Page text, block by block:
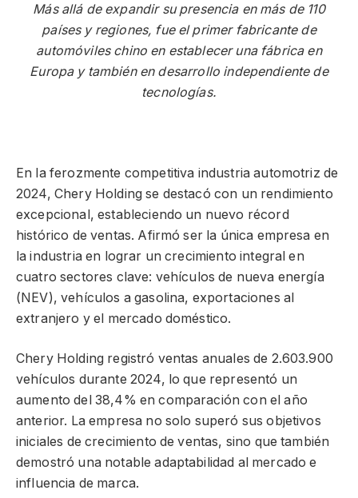
Más allá de expandir su presencia en más de 110
países y regiones, fue el primer fabricante de
automóviles chino en establecer una fábrica en
Europa y también en desarrollo independiente de
tecnologías.
En la ferozmente competitiva industria automotriz de
2024, Chery Holding se destacó con un rendimiento
excepcional, estableciendo un nuevo récord
histórico de ventas. Afirmó ser la única empresa en
la industria en lograr un crecimiento integral en
cuatro sectores clave: vehículos de nueva energía
(NEV), vehículos a gasolina, exportaciones al
extranjero y el mercado doméstico.
Chery Holding registró ventas anuales de 2.603.900
vehículos durante 2024, lo que representó un
aumento del 38,4% en comparación con el año
anterior. La empresa no solo superó sus objetivos
iniciales de crecimiento de ventas, sino que también
demostró una notable adaptabilidad al mercado e
influencia de marca.